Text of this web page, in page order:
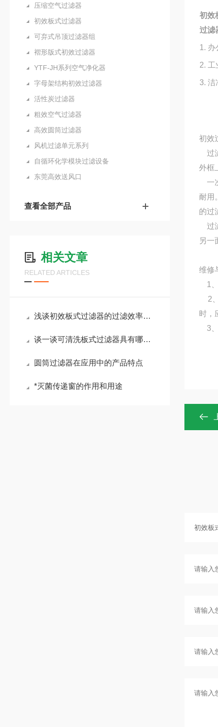
压缩空气过滤器
初效板式过滤器
可弃式吊顶过滤器组
褶形版式初效过滤器
YTF-JH系列空气净化器
字母架结构初效过滤器
活性炭过滤器
粗效空气过滤器
高效圆筒过滤器
风机过滤单元系列
自循环化学模块过滤设备
东莞高效送风口
查看全部产品
相关文章
RELATED ARTICLES
浅谈初效板式过滤器的过滤效率怎么样？
谈一谈可清洗板式过滤器具有哪些特点？
圆筒过滤器在应用中的产品特点
*灭菌传递窗的作用和用途
初效
过滤
1. 办
2. 工
3. 洁
初效
过
外框
一
耐用
的过
过
另一
维修
1、
2、
时，
3、